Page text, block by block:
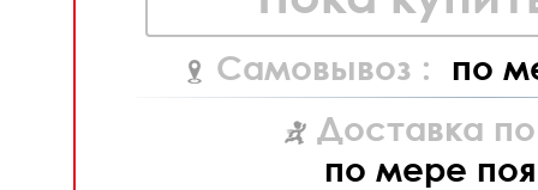
Самовывоз : по
Доставка
по мере